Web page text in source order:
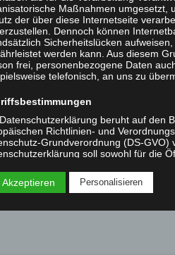
Maßnahmen umgesetzt,
der über diese Internetseite
Dennoch können
Sicherheitslücken
werden kann. Aus diesem
frei, personenbezogene Daten
telefonisch, an uns zu
beruht auf den
Richtlinien- und
Grundverordnung (DS-GVO)
soll sowohl für die
möchten wir vorab die
in dieser
Personalisieren